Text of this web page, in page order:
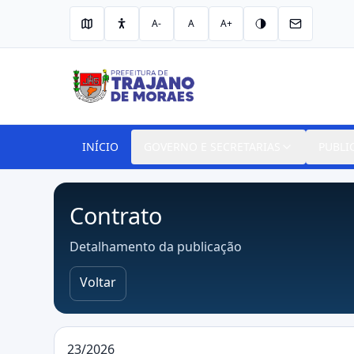
A- A A+
INÍCIO
Contrato
Detalhamento da publicação
Voltar
23/2026